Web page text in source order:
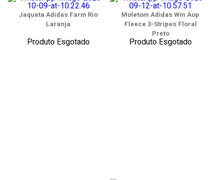
Jaqueta Adidas Farm Rio
Laranja
Produto Esgotado
Moletom Adidas Wm Aop
Fleece 3-Stripes Floral
Preto
Produto Esgotado